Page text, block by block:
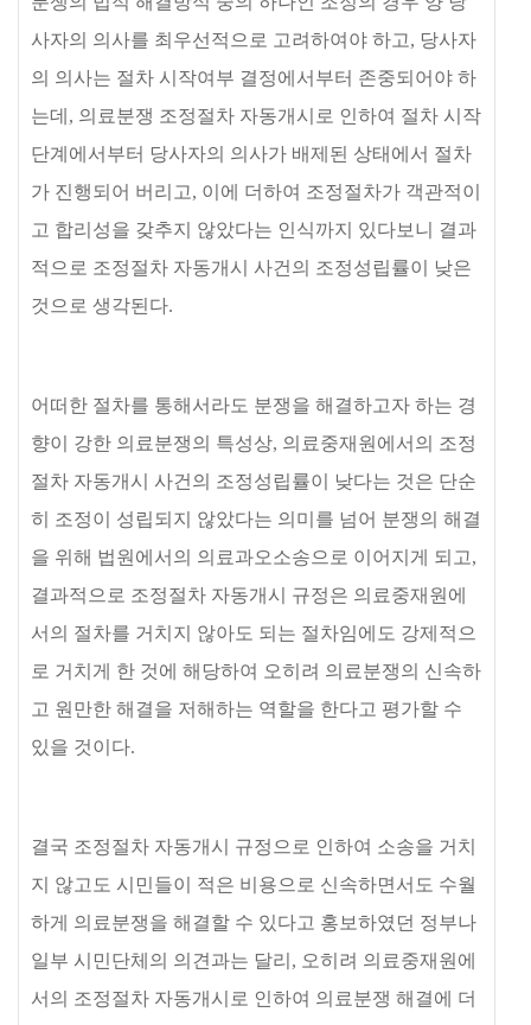
사자의 의사를 최우선적으로 고려하여야 하고, 당사자
의 의사는 절차 시작여부 결정에서부터 존중되어야 하
는데 , 의료분쟁 조정절차 자동개시로 인하여 절차 시작
단계에서부터 당사자의 의사가 배제된 상태에서 절차
가 진행되어 버리고, 이에 더하여 조정절차가 객관적이
고 합리성을 갖추지 않았다는 인식까지 있다보니 결과
적으로 조정절차 자동개시 사건의 조정성립률이 낮은
것으로 생각된다.
어떠한 절차를 통해서라도 분쟁을 해결하고자 하는 경
향이 강한 의료분쟁의 특성상, 의료중재원에서의 조정
절차 자동개시 사건의 조정성립률이 낮다는 것은 단순
히 조정이 성립되지 않았다는 의미를 넘어 분쟁의 해결
을 위해 법원에서의 의료과오소송으로 이어지게 되고,
결과적으로 조정절차 자동개시 규정은 의료중재원에
서의 절차를 거치지 않아도 되는 절차임에도 강제적으
로 거치게 한 것에 해당하여 오히려 의료분쟁의 신속하
고 원만한 해결을 저해하는 역할을 한다고 평가할 수
있을 것이다.
결국 조정절차 자동개시 규정으로 인하여 소송을 거치
지 않고도 시민들이 적은 비용으로 신속하면서도 수월
하게 의료분쟁을 해결할 수 있다고 홍보하였던 정부나
일부 시민단체의 의견과는 달리 , 오히려 의료중재원에
서의 조정절차 자동개시로 인하여 의료분쟁 해결에 더